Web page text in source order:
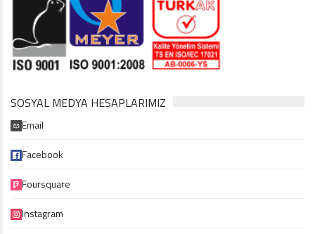
SOSYAL MEDYA HESAPLARIMIZ
Email
Facebook
Foursquare
Instagram